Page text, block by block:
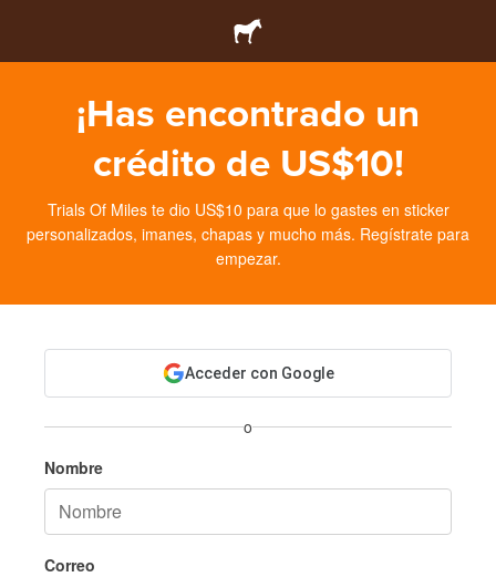
¡Has encontrado un
crédito de US$10!
Trials Of Miles te dio US$10 para que lo gastes en sticker
personalizados, imanes, chapas y mucho más. Regístrate para
empezar.
Acceder con Google
o
Nombre
Correo